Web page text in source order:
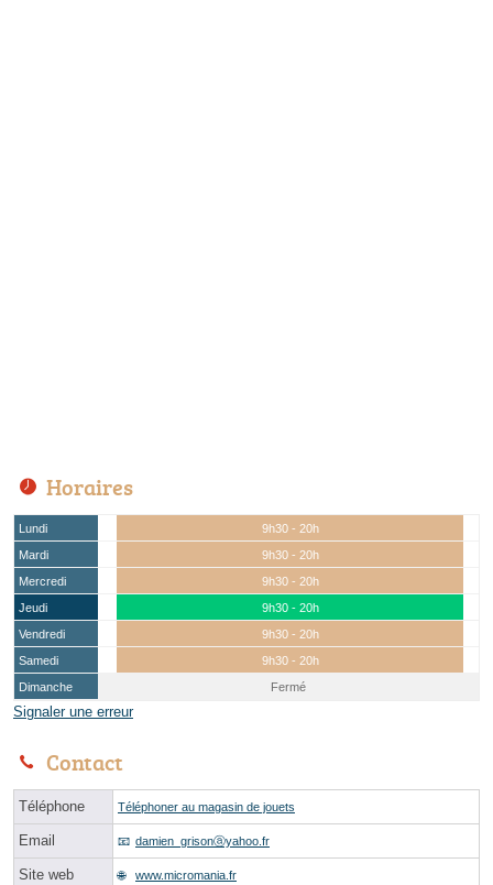
Horaires
Lundi
9h30 - 20h
Mardi
9h30 - 20h
Mercredi
9h30 - 20h
Jeudi
9h30 - 20h
Vendredi
9h30 - 20h
Samedi
9h30 - 20h
Dimanche
Fermé
Signaler une erreur
Contact
Téléphone Téléphoner au magasin de jouets
Email damien_grisonⓐyahoo.fr
Site web www.micromania.fr